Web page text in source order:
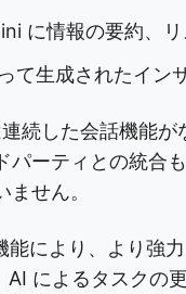
に情報の要約、
て生成されたイン
続した会話機能
パーティとの統合
せん。
能により、より強
AI によるタスクの